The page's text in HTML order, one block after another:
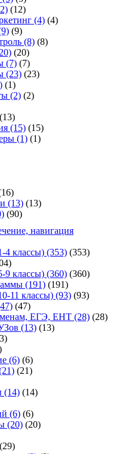
(12)
(4) (4)
(9)
(8) (8)
(20)
(7) (7)
(23) (23)
(1)
(2) (2)
(13)
(15) (15)
(1) (1)
(13) (13)
(90)
навигация
4 классы) (353) (353)
9 классы) (360) (360)
(191) (191)
11 классы) (93) (93)
(47)
ЕГЭ, ЕНТ (28) (28)
(13) (13)
(6) (6)
(21)
(14) (14)
(6) (6)
(20) (20)
(29)